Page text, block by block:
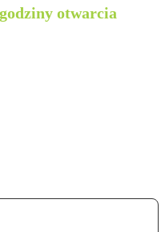
otwarcia